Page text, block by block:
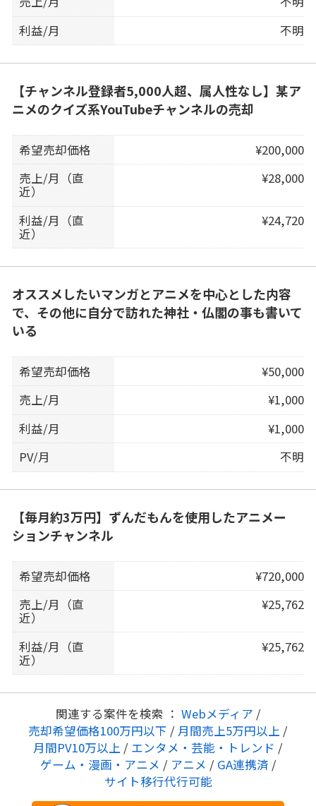
利益/月
不明
【チャンネル登録者5,000人超、属人性なし】某ア
ニメのクイズ系YouTubeチャンネルの売却
希望売却価格
¥200,000
売上/月（直
近）
¥28,000
利益/月（直
近）
¥24,720
オススメしたいマンガとアニメを中心とした内容
で、その他に自分で訪れた神社・仏閣の事も書いて
いる
希望売却価格
¥50,000
売上/月
¥1,000
利益/月
¥1,000
PV/月
不明
【毎月約3万円】ずんだもんを使用したアニメー
ションチャンネル
希望売却価格
¥720,000
売上/月（直
近）
¥25,762
利益/月（直
近）
¥25,762
関連する案件を検索 ： Webメディア /
売却希望価格100万円以下 / 月間売上5万円以上 /
月間PV10万以上 / エンタメ・芸能・トレンド /
ゲーム・漫画・アニメ / アニメ / GA連携済 /
サイト移行代行可能